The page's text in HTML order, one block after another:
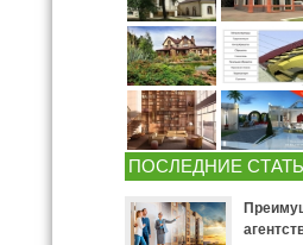
ПОСЛЕДНИЕ